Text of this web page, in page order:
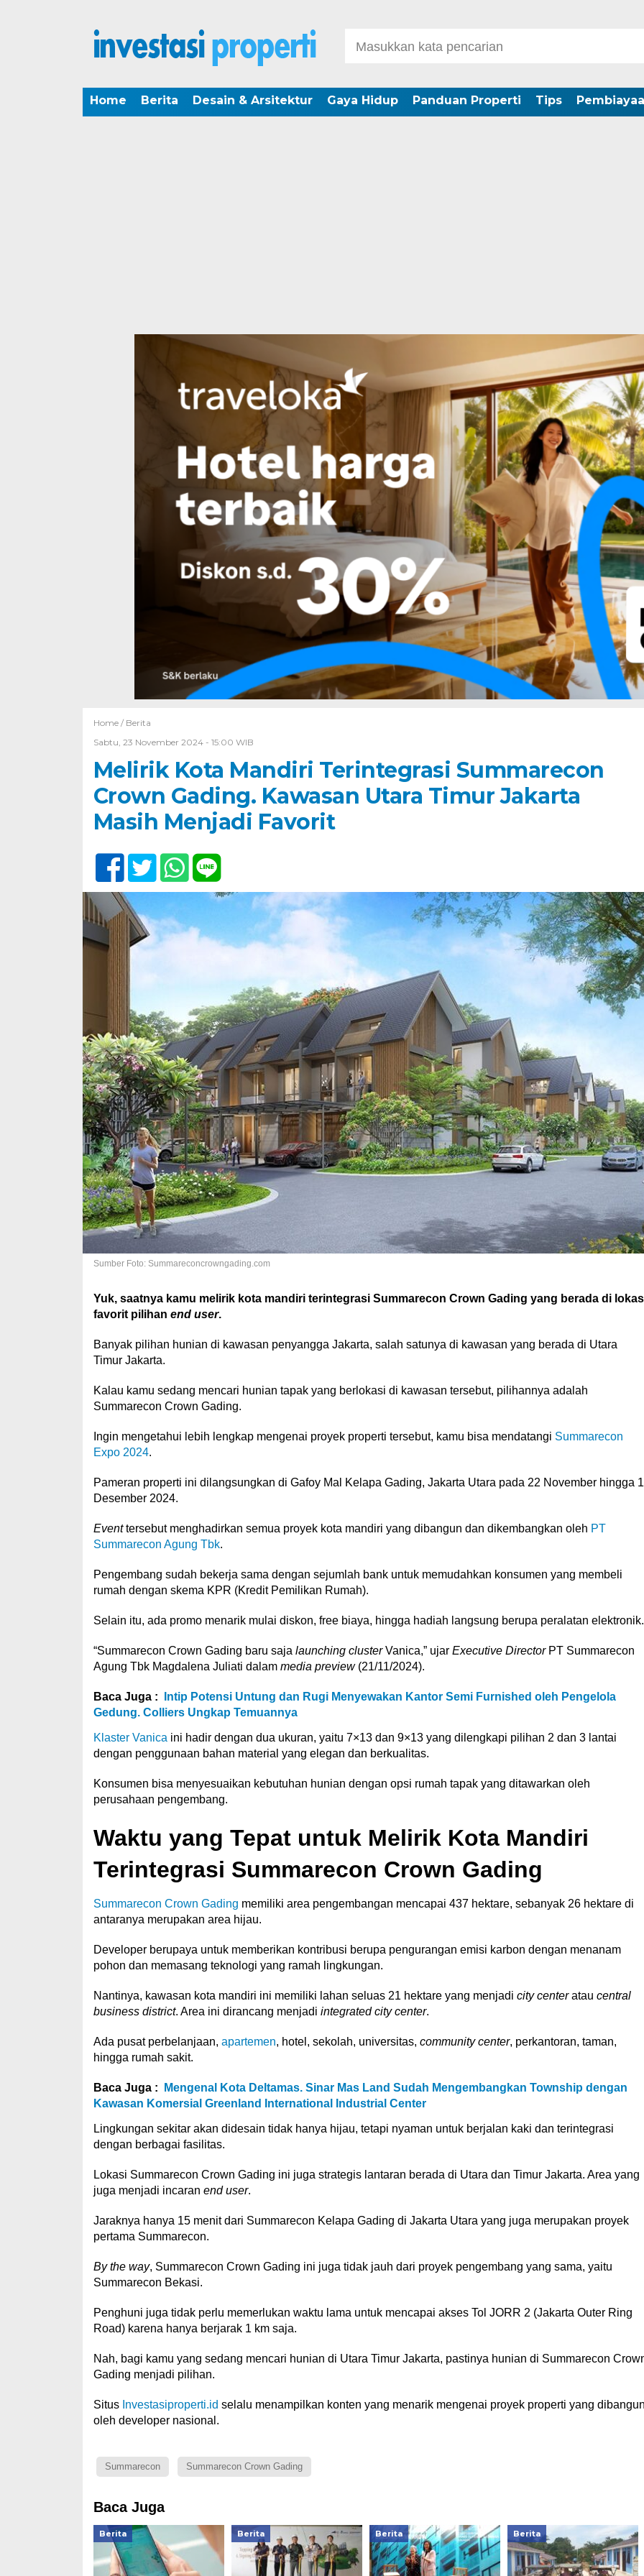
Home Berita Desain & Arsitektur Gaya Hidup Panduan Properti Tips
Home / Berita
Sabtu, 23 November 2024 - 15:00 WIB
Melirik Kota Mandiri Terintegrasi Summarecon
Crown Gading. Kawasan Utara Timur Jakarta
Masih Menjadi Favorit
Sumber Foto: Summareconcrowngading.com
Yuk, saatnya kamu melirik kota mandiri terintegrasi Summarecon Crown Gading yang berada di
favorit pilihan end user.
Banyak pilihan hunian di kawasan penyangga Jakarta, salah satunya di kawasan yang berada di Utara
Timur Jakarta.
Kalau kamu sedang mencari hunian tapak yang berlokasi di kawasan tersebut, pilihannya adalah
Summarecon Crown Gading.
Ingin mengetahui lebih lengkap mengenai proyek properti tersebut, kamu bisa mendatangi Summarecon
Expo 2024.
Pameran properti ini dilangsungkan di Gafoy Mal Kelapa Gading, Jakarta Utara pada 22 November hingga 1
Desember 2024.
Eventtersebut menghadirkan semua proyek kota mandiri yang dibangun dan dikembangkan oleh PT
Summarecon Agung Tbk.
Pengembang sudah bekerja sama dengan sejumlah bank untuk memudahkan konsumen yang membeli
rumah dengan skema KPR (Kredit Pemilikan Rumah).
Selain itu, ada promo menarik mulai diskon, free biaya, hingga hadiah langsung berupa peralatan
“Summarecon Crown Gading baru saja launching clusterVanica,” ujar Executive DirectorPT Summarecon
Agung Tbk Magdalena Juliati dalam media preview(21/11/2024).
Baca Juga :
Intip Potensi Untung dan Rugi Menyewakan Kantor Semi Furnished oleh Pengelola
Gedung. Colliers Ungkap Temuannya
Klaster Vanica ini hadir dengan dua ukuran, yaitu 7×13 dan 9×13 yang dilengkapi pilihan 2 dan 3 lantai
dengan penggunaan bahan material yang elegan dan berkualitas.
Konsumen bisa menyesuaikan kebutuhan hunian dengan opsi rumah tapak yang ditawarkan oleh
perusahaan pengembang.
Waktu yang Tepat untuk Melirik Kota Mandiri
Terintegrasi Summarecon Crown Gading
Summarecon Crown Gading memiliki area pengembangan mencapai 437 hektare, sebanyak 26 hektare di
antaranya merupakan area hijau.
Developer berupaya untuk memberikan kontribusi berupa pengurangan emisi karbon dengan menanam
pohon dan memasang teknologi yang ramah lingkungan.
Nantinya, kawasan kota mandiri ini memiliki lahan seluas 21 hektare yang menjadi city centeratau central
business district. Area ini dirancang menjadi integrated city center.
Ada pusat perbelanjaan, apartemen, hotel, sekolah, universitas, community center, perkantoran, taman,
hingga rumah sakit.
Baca Juga :
Mengenal Kota Deltamas. Sinar Mas Land Sudah Mengembangkan Township dengan
Kawasan Komersial Greenland International Industrial Center
Lingkungan sekitar akan didesain tidak hanya hijau, tetapi nyaman untuk berjalan kaki dan terintegrasi
dengan berbagai fasilitas.
Lokasi Summarecon Crown Gading ini juga strategis lantaran berada di Utara dan Timur Jakarta. Area yang
juga menjadi incaran end user.
Jaraknya hanya 15 menit dari Summarecon Kelapa Gading di Jakarta Utara yang juga merupakan proyek
pertama Summarecon.
By the way, Summarecon Crown Gading ini juga tidak jauh dari proyek pengembang yang sama, yaitu
Summarecon Bekasi.
Penghuni juga tidak perlu memerlukan waktu lama untuk mencapai akses Tol JORR 2 (Jakarta Outer Ring
Road) karena hanya berjarak 1 km saja.
Nah, bagi kamu yang sedang mencari hunian di Utara Timur Jakarta, pastinya hunian di Summarecon
Gading menjadi pilihan.
Situs Investasiproperti.id selalu menampilkan konten yang menarik mengenai proyek properti yang
oleh developer nasional.
Summarecon Summarecon Crown Gading
Baca Juga
Berita Berita Berita Berita